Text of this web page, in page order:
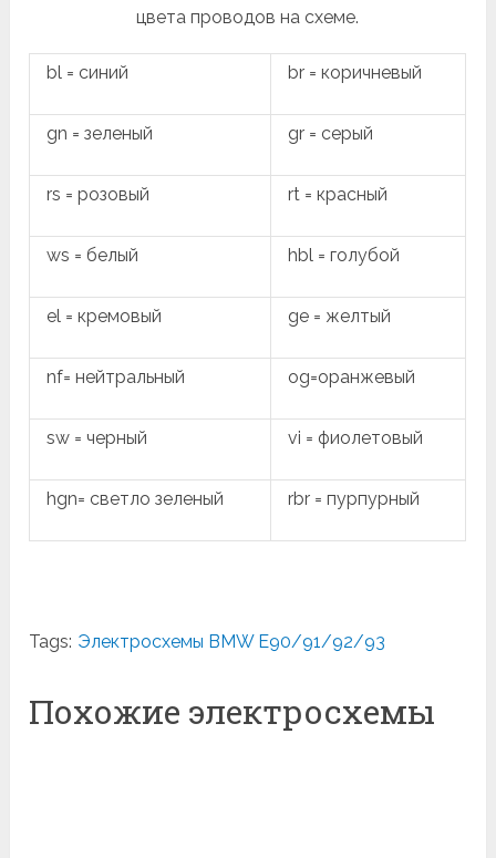
цвета проводов на схеме.
bl = синий br = коричневый
gn = зеленый gr = серый
rs = розовый rt = красный
ws = белый hbl = голубой
el = кремовый ge = желтый
nf= нейтральный og=оранжевый
sw = черный vi = фиолетовый
hgn= светло зеленый rbr = пурпурный
Tags: Электросхемы BMW E90/91/92/93
Похожие электросхемы